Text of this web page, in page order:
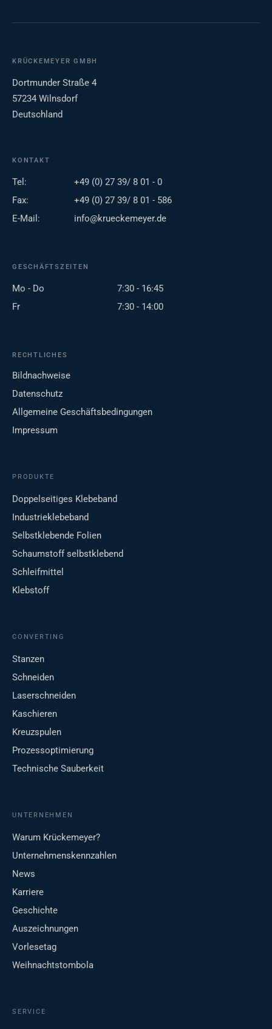
KRÜCKEMEYER GMBH
Dortmunder Straße 4
57234 Wilnsdorf
Deutschland
KONTAKT
Tel:
+49 (0) 27 39/ 8 01 - 0
Fax:
+49 (0) 27 39/ 8 01 - 586
E-Mail:
info@krueckemeyer.de
GESCHÄFTSZEITEN
Mo - Do
7:30 - 16:45
Fr
7:30 - 14:00
RECHTLICHES
Bildnachweise
Datenschutz
Allgemeine Geschäftsbedingungen
Impressum
PRODUKTE
Doppelseitiges Klebeband
Industrieklebeband
Selbstklebende Folien
Schaumstoff selbstklebend
Schleifmittel
Klebstoff
CONVERTING
Stanzen
Schneiden
Laserschneiden
Kaschieren
Kreuzspulen
Prozessoptimierung
Technische Sauberkeit
UNTERNEHMEN
Warum Krückemeyer?
Unternehmenskennzahlen
News
Karriere
Geschichte
Auszeichnungen
Vorlesetag
Weihnachtstombola
SERVICE